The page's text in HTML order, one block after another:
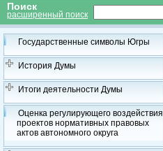
Поиск
расширенный поиск
Государственные символы Югры
История Думы
Итоги деятельности Думы
Оценка регулирующего воздействия
проектов нормативных правовых
актов автономного округа